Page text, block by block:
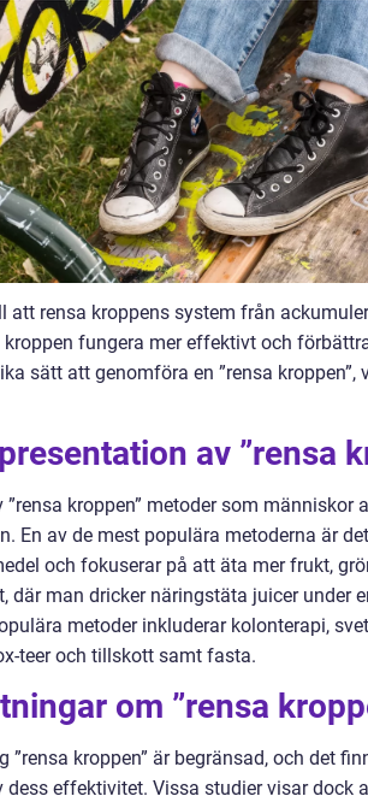
att rensa kroppens system från
fungera mer effektivt och
sätt att genomföra en ”rensa kroppen”,
av ”rensa
kroppen” metoder som människor
En av de mest populära metoderna är
och fokuserar på att äta mer frukt,
där man dricker näringstäta juicer under
metoder inkluderar kolonterapi,
teer och tillskott samt fasta.
om ”rensa
”rensa kroppen” är begränsad, och det
effektivitet. Vissa studier visar dock